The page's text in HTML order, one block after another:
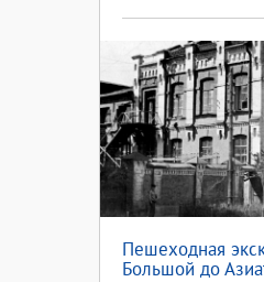
Пешеходная
Большой до